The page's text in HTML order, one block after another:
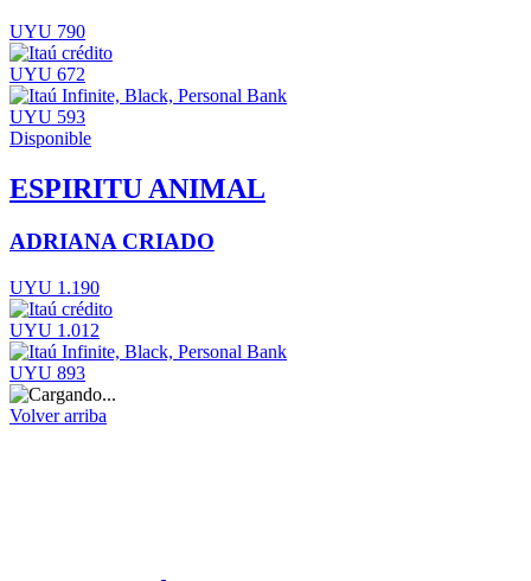
UYU 790
UYU 672
UYU 593
Disponible
ESPIRITU ANIMAL
ADRIANA CRIADO
UYU 1.190
UYU 1.012
UYU 893
Volver arriba